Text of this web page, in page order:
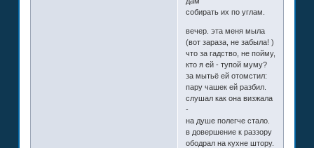
собирать их по углам.
вечер. эта меня мыла
(вот зараза, не забыла! )
что за гадство, не пойму,
кто я ей - тупой муму?
за мытьё ей отомстил:
пару чашек ей разбил.
слушал как она визжала
-
на душе полегче стало.
в довершение к раззору
ободрал на кухне штору.